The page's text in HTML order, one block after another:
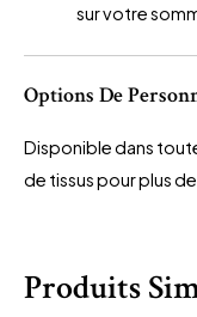
sur votre
Options De
Disponible dans
de tissus pour plus
Produits